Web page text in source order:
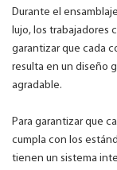
Durante el
lujo, los trabajadores
garantizar que cada
resulta en un diseño
agradable.
Para garantizar que
cumpla con los
tienen un sistema